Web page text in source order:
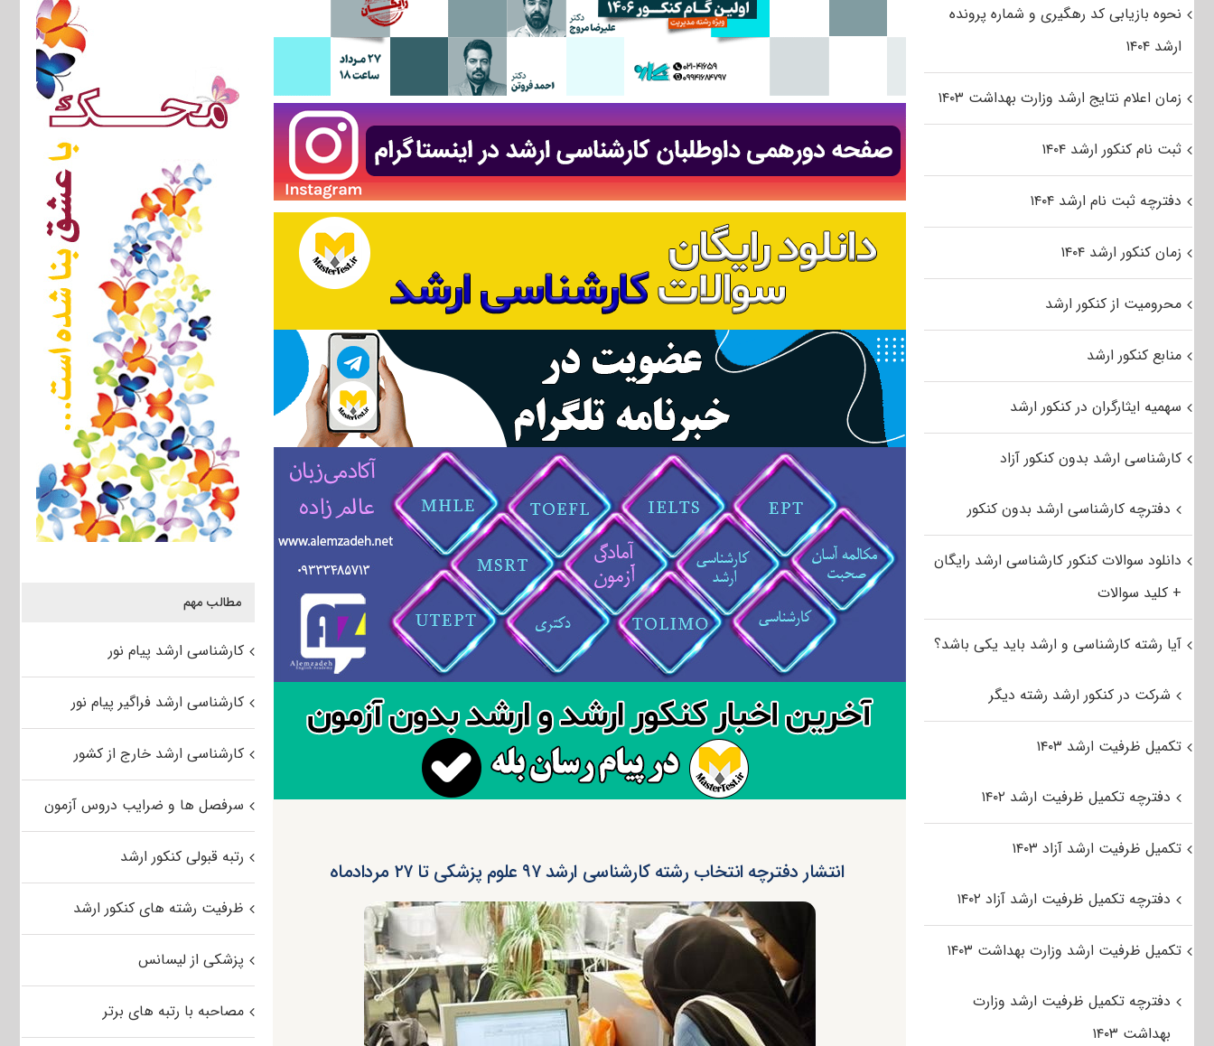
انتشار دفترچه انتخاب رشته کارشناسی ارشد ۹۷ علوم پزشکی تا ۲۷ مردادماه
مطالب مهم
کارشناسی ارشد پیام نور
کارشناسی ارشد فراگیر پیام نور
کارشناسی ارشد خارج از کشور
سرفصل ها و ضرایب دروس آزمون
رتبه قبولی کنکور ارشد
ظرفیت رشته های کنکور ارشد
پزشکی از لیسانس
مصاحبه با رتبه های برتر
نحوه بازیابی کد رهگیری و شماره پرونده
ارشد ۱۴۰۴
زمان اعلام نتایج ارشد وزارت بهداشت ۱۴۰۳
ثبت نام کنکور ارشد ۱۴۰۴
دفترچه ثبت نام ارشد ۱۴۰۴
زمان کنکور ارشد ۱۴۰۴
محرومیت از کنکور ارشد
منابع کنکور ارشد
سهمیه ایثارگران در کنکور ارشد
کارشناسی ارشد بدون کنکور آزاد
دفترچه کارشناسی ارشد بدون کنکور
دانلود سوالات کنکور کارشناسی ارشد رایگان
+ کلید سوالات
آیا رشته کارشناسی و ارشد باید یکی باشد؟
شرکت در کنکور ارشد رشته دیگر
تکمیل ظرفیت ارشد ۱۴۰۳
دفترچه تکمیل ظرفیت ارشد ۱۴۰۲
تکمیل ظرفیت ارشد آزاد ۱۴۰۳
دفترچه تکمیل ظرفیت ارشد آزاد ۱۴۰۲
تکمیل ظرفیت ارشد وزارت بهداشت ۱۴۰۳
دفترچه تکمیل ظرفیت ارشد وزارت
بهداشت ۱۴۰۳